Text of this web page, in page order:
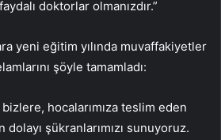
doktorlar olmanızdır.”
yeni eğitim yılında muvaffakiyetler
şöyle tamamladı:
hocalarımıza teslim eden
şükranlarımızı sunuyoruz.